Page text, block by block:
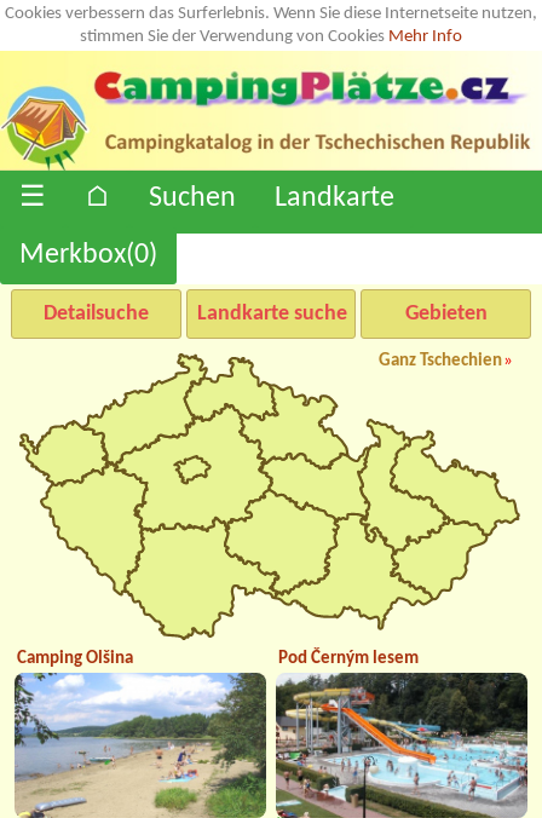
Cookies verbessern das Surferlebnis. Wenn Sie diese Internetseite nutzen,
stimmen Sie der Verwendung von Cookies Mehr Info
☰ ⌂ Suchen
Landkarte
Merkbox(0)
Detailsuche Landkarte suche Gebieten
Ganz Tschechien»
Camping Olšina Pod Černým lesem